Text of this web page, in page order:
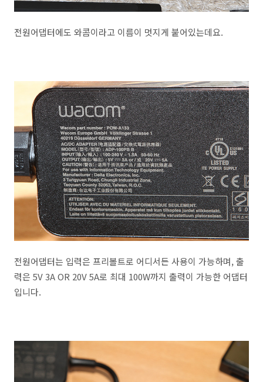
전원어댑터에도 와콤이라고 이름이 멋지게 붙어있는데요.
전원어댑터는 입력은 프리볼트로 어디서든 사용이 가능하며, 출
력은 5V 3A OR 20V 5A로 최대 100W까지 출력이 가능한 어댑터
입니다.